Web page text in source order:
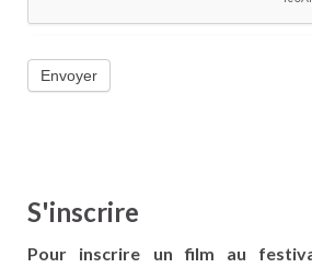
Envoyer
S'inscrire
Pour inscrire un film au